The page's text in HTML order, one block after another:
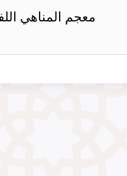
معجم المناهي